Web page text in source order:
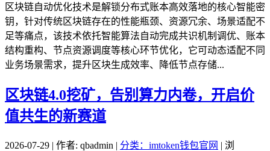
区块链自动优化技术是解锁分布式账本高效落地的核心智能密
钥，针对传统区块链存在的性能瓶颈、资源冗余、场景适配不
足等痛点，该技术依托智能算法自动完成共识机制调优、账本
结构重构、节点资源调度等核心环节优化，它可动态适配不同
业务场景需求，提升区块生成效率、降低节点存储...
区块链4.0挖矿，告别算力内卷，开启价
值共生的新赛道
2026-07-29 | 作者: qbadmin | 分类：imtoken钱包官网 | 浏